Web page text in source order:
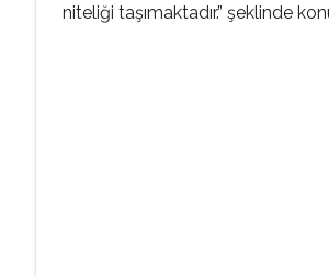
niteliği taşımaktadır.” şeklinde